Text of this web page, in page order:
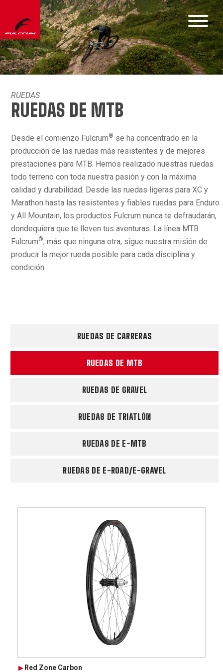
RUEDAS
RUEDAS DE MTB
Desde el comienzo Fulcrum® se ha concentrado en la
producción de las ruedas más resistentes y de mejores
prestaciones para MTB. Hemos realizado nuestras ruedas
todo terreno con toda nuestra pasión y con la máxima
calidad y durabilidad. Desde las ruedas ligeras para XC y
Marathon hasta las resistentes y fiables ruedas para Enduro
y All Mountain, los productos Fulcrum nunca te defraudarán,
dondequiera que te lleven tus aventuras. La línea MTB
Fulcrum®, más que ninguna otra, sigue nuestra misión de
producir la mejor rueda posible para cada disciplina y
condición.
RUEDAS DE CARRERAS
RUEDAS DE MTB
RUEDAS DE GRAVEL
RUEDAS DE TRIATLÓN
RUEDAS DE E-MTB
RUEDAS DE E-ROAD/E-GRAVEL
Red Zone Carbon